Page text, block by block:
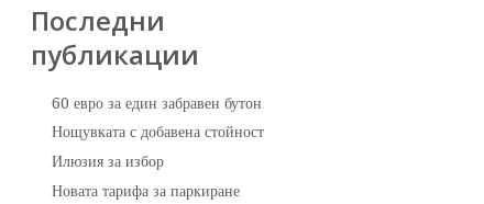
Последни
публикации
60 евро за един забравен бутон
Нощувката с добавена стойност
Илюзия за избор
Новата тарифа за паркиране